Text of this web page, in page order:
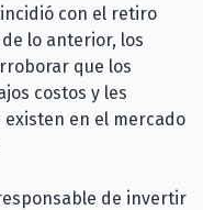
con el retiro
lo anterior, los
que los
costos y les
en el mercado
de invertir